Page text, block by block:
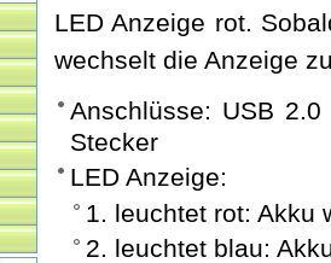
LED Anzeige rot.
wechselt die Anzeige
Anschlüsse: USB
Stecker
LED Anzeige:
1. leuchtet rot: Akku
2. leuchtet blau: